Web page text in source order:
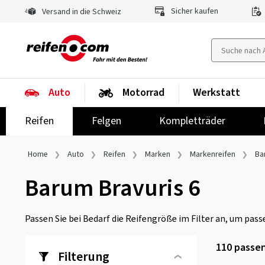
Versand in die Schweiz Sicher kaufen
Auto
Reifen
Felgen Kompletträder
Motorrad Werkstatt
Home Auto Reifen Marken Markenreifen
Barum Bravuris 6
Passen Sie bei Bedarf die Reifengröße im Filter an, um
Filterung 110